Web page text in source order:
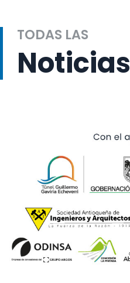
TODAS LAS
Noticias